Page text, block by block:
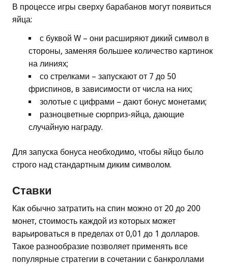
В процессе игры сверху барабанов могут появиться
яйца:
с буквой W – они расширяют дикий символ в
стороны, заменяя большее количество картинок
на линиях;
со стрелками – запускают от 7 до 50
фриспинов, в зависимости от числа на них;
золотые с цифрами – дают бонус монетами;
разноцветные сюрприз-яйца, дающие
случайную награду.
Для запуска бонуса необходимо, чтобы яйцо было
строго над стандартным диким символом.
Ставки
Как обычно затратить на спин можно от 20 до 200
монет, стоимость каждой из которых может
варьироваться в пределах от 0,01 до 1 долларов.
Такое разнообразие позволяет применять все
популярные стратегии в сочетании с банкроллами